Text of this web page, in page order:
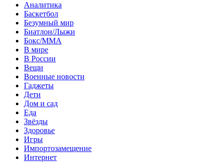
Аналитика
Баскетбол
Безумный мир
Биатлон/Лыжи
Бокс/MMA
В мире
В России
Вещи
Военные новости
Гаджеты
Дети
Дом и сад
Еда
Звёзды
Здоровье
Игры
Импортозамещение
Интернет